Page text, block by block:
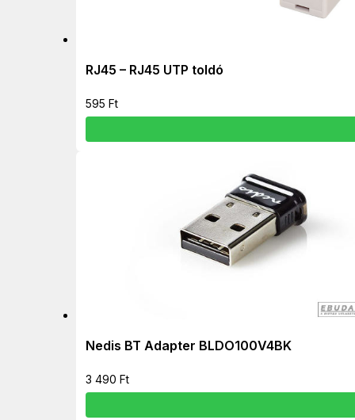
RJ45 – RJ45 UTP toldó
595 Ft
Nedis BT Adapter BLDO100V4BK
3 490 Ft